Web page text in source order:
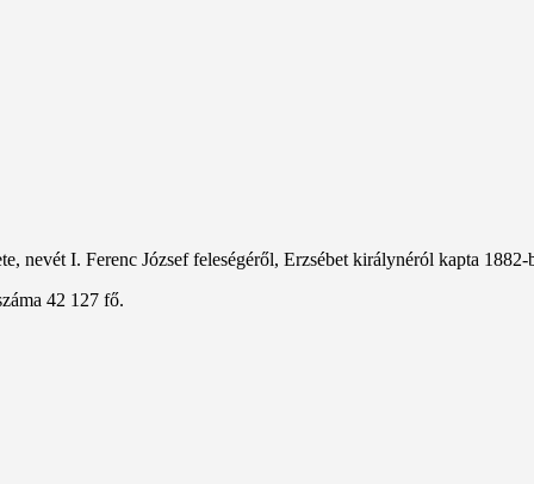
nevét I. Ferenc József feleségéről, Erzsébet királynéról kapta 1882-
42 127 fő.